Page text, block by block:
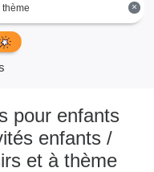
×
thème
pour enfants
enfants /
et à thème